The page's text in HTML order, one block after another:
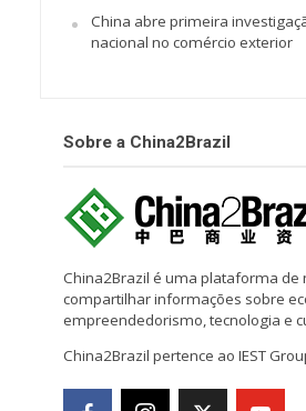
China abre primeira
nacional no comércio exterior
Sobre a China2Brazil
China2Brazil é uma plataforma de
compartilhar informações sobre
empreendedorismo, tecnologia e
China2Brazil pertence ao IEST